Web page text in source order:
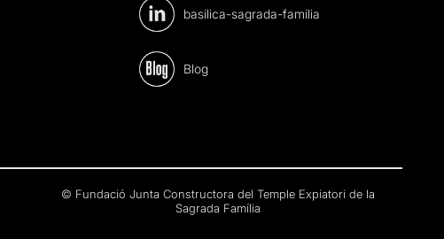
basilica-sagrada-familia
Blog
© Fundació Junta Constructora del Temple Expiatori de la
Sagrada Família